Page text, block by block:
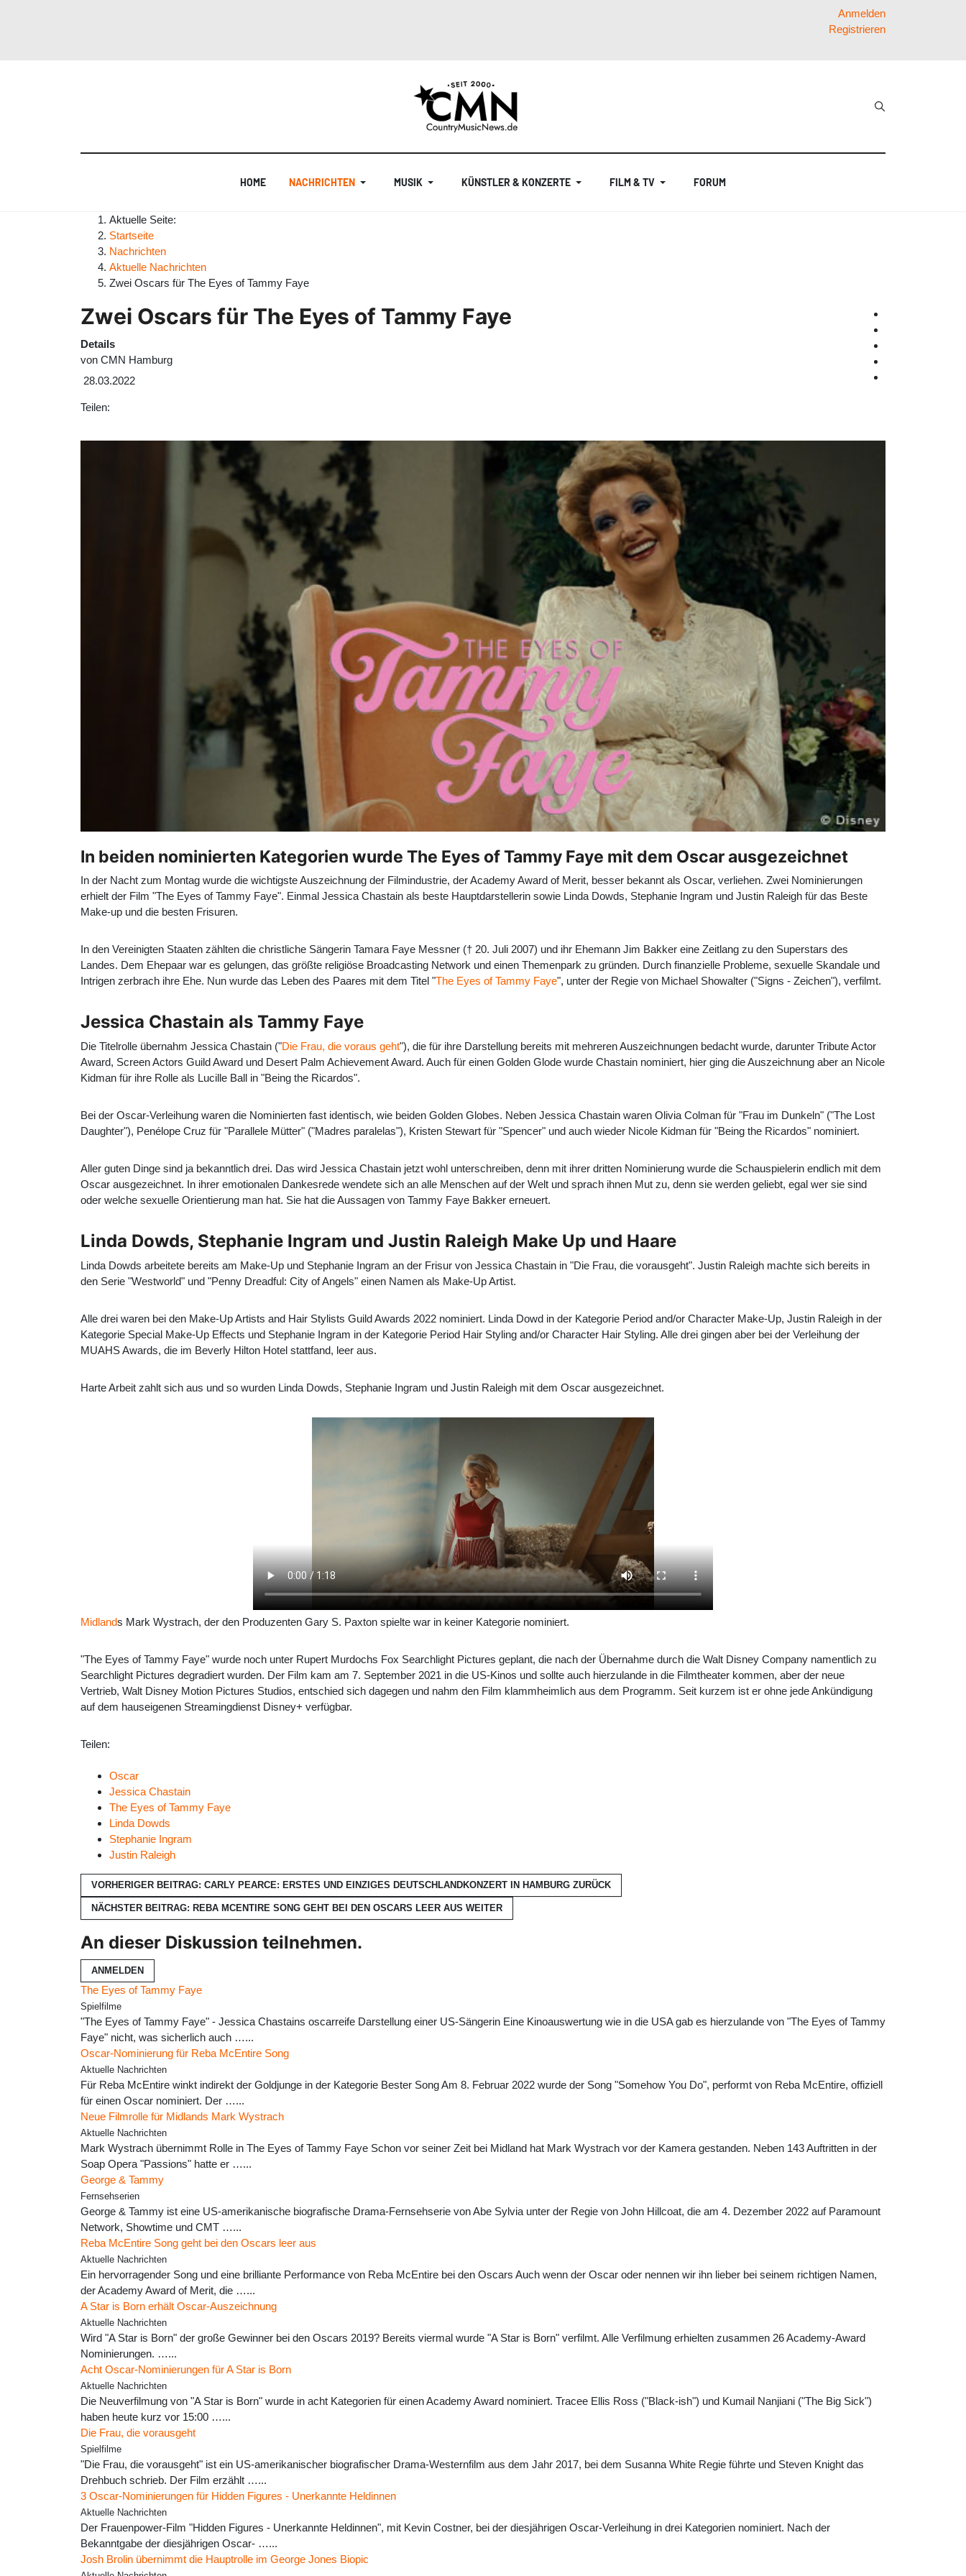
Anmelden
Registrieren
HOME NACHRICHTEN MUSIK KÜNSTLER & KONZERTE FILM & TV FORUM
Aktuelle Seite:
Startseite
Nachrichten
Aktuelle Nachrichten
Zwei Oscars für The Eyes of Tammy Faye
Zwei Oscars für The Eyes of Tammy Faye
Details
von CMN Hamburg
28.03.2022
Teilen:
In beiden nominierten Kategorien wurde The Eyes of Tammy Faye mit dem Oscar ausgezeichnet
In der Nacht zum Montag wurde die wichtigste Auszeichnung der Filmindustrie, der Academy Award of Merit, besser bekannt als Oscar, verliehen. Zwei Nominierungen
erhielt der Film "The Eyes of Tammy Faye". Einmal Jessica Chastain als beste Hauptdarstellerin sowie Linda Dowds, Stephanie Ingram und Justin Raleigh für das Beste
Make-up und die besten Frisuren.
In den Vereinigten Staaten zählten die christliche Sängerin Tamara Faye Messner († 20. Juli 2007) und ihr Ehemann Jim Bakker eine Zeitlang zu den Superstars des
Landes. Dem Ehepaar war es gelungen, das größte religiöse Broadcasting Network und einen Themenpark zu gründen. Durch finanzielle Probleme, sexuelle Skandale und
Intrigen zerbrach ihre Ehe. Nun wurde das Leben des Paares mit dem Titel "The Eyes of Tammy Faye", unter der Regie von Michael Showalter ("Signs - Zeichen"), verfilmt.
Jessica Chastain als Tammy Faye
Die Titelrolle übernahm Jessica Chastain ("Die Frau, die voraus geht"), die für ihre Darstellung bereits mit mehreren Auszeichnungen bedacht wurde, darunter Tribute Actor
Award, Screen Actors Guild Award und Desert Palm Achievement Award. Auch für einen Golden Glode wurde Chastain nominiert, hier ging die Auszeichnung aber an Nicole
Kidman für ihre Rolle als Lucille Ball in "Being the Ricardos".
Bei der Oscar-Verleihung waren die Nominierten fast identisch, wie beiden Golden Globes. Neben Jessica Chastain waren Olivia Colman für "Frau im Dunkeln" ("The Lost
Daughter"), Penélope Cruz für "Parallele Mütter" ("Madres paralelas"), Kristen Stewart für "Spencer" und auch wieder Nicole Kidman für "Being the Ricardos" nominiert.
Aller guten Dinge sind ja bekanntlich drei. Das wird Jessica Chastain jetzt wohl unterschreiben, denn mit ihrer dritten Nominierung wurde die Schauspielerin endlich mit dem
Oscar ausgezeichnet. In ihrer emotionalen Dankesrede wendete sich an alle Menschen auf der Welt und sprach ihnen Mut zu, denn sie werden geliebt, egal wer sie sind
oder welche sexuelle Orientierung man hat. Sie hat die Aussagen von Tammy Faye Bakker erneuert.
Linda Dowds, Stephanie Ingram und Justin Raleigh Make Up und Haare
Linda Dowds arbeitete bereits am Make-Up und Stephanie Ingram an der Frisur von Jessica Chastain in "Die Frau, die vorausgeht". Justin Raleigh machte sich bereits in
den Serie "Westworld" und "Penny Dreadful: City of Angels" einen Namen als Make-Up Artist.
Alle drei waren bei den Make-Up Artists and Hair Stylists Guild Awards 2022 nominiert. Linda Dowd in der Kategorie Period and/or Character Make-Up, Justin Raleigh in der
Kategorie Special Make-Up Effects und Stephanie Ingram in der Kategorie Period Hair Styling and/or Character Hair Styling. Alle drei gingen aber bei der Verleihung der
MUAHS Awards, die im Beverly Hilton Hotel stattfand, leer aus.
Harte Arbeit zahlt sich aus und so wurden Linda Dowds, Stephanie Ingram und Justin Raleigh mit dem Oscar ausgezeichnet.
Midlands Mark Wystrach, der den Produzenten Gary S. Paxton spielte war in keiner Kategorie nominiert.
"The Eyes of Tammy Faye" wurde noch unter Rupert Murdochs Fox Searchlight Pictures geplant, die nach der Übernahme durch die Walt Disney Company namentlich zu
Searchlight Pictures degradiert wurden. Der Film kam am 7. September 2021 in die US-Kinos und sollte auch hierzulande in die Filmtheater kommen, aber der neue
Vertrieb, Walt Disney Motion Pictures Studios, entschied sich dagegen und nahm den Film klammheimlich aus dem Programm. Seit kurzem ist er ohne jede Ankündigung
auf dem hauseigenen Streamingdienst Disney+ verfügbar.
Teilen:
Oscar
Jessica Chastain
The Eyes of Tammy Faye
Linda Dowds
Stephanie Ingram
Justin Raleigh
VORHERIGER BEITRAG: CARLY PEARCE: ERSTES UND EINZIGES DEUTSCHLANDKONZERT IN HAMBURG ZURÜCK
NÄCHSTER BEITRAG: REBA MCENTIRE SONG GEHT BEI DEN OSCARS LEER AUS WEITER
An dieser Diskussion teilnehmen.
ANMELDEN
The Eyes of Tammy Faye
Spielfilme
"The Eyes of Tammy Faye" - Jessica Chastains oscarreife Darstellung einer US-Sängerin Eine Kinoauswertung wie in die USA gab es hierzulande von "The Eyes of Tammy
Faye" nicht, was sicherlich auch …...
Oscar-Nominierung für Reba McEntire Song
Aktuelle Nachrichten
Für Reba McEntire winkt indirekt der Goldjunge in der Kategorie Bester Song Am 8. Februar 2022 wurde der Song "Somehow You Do", performt von Reba McEntire, offiziell
für einen Oscar nominiert. Der …...
Neue Filmrolle für Midlands Mark Wystrach
Aktuelle Nachrichten
Mark Wystrach übernimmt Rolle in The Eyes of Tammy Faye Schon vor seiner Zeit bei Midland hat Mark Wystrach vor der Kamera gestanden. Neben 143 Auftritten in der
Soap Opera "Passions" hatte er …...
George & Tammy
Fernsehserien
George & Tammy ist eine US-amerikanische biografische Drama-Fernsehserie von Abe Sylvia unter der Regie von John Hillcoat, die am 4. Dezember 2022 auf Paramount
Network, Showtime und CMT …...
Reba McEntire Song geht bei den Oscars leer aus
Aktuelle Nachrichten
Ein hervorragender Song und eine brilliante Performance von Reba McEntire bei den Oscars Auch wenn der Oscar oder nennen wir ihn lieber bei seinem richtigen Namen,
der Academy Award of Merit, die …...
A Star is Born erhält Oscar-Auszeichnung
Aktuelle Nachrichten
Wird "A Star is Born" der große Gewinner bei den Oscars 2019? Bereits viermal wurde "A Star is Born" verfilmt. Alle Verfilmung erhielten zusammen 26 Academy-Award
Nominierungen. …...
Acht Oscar-Nominierungen für A Star is Born
Aktuelle Nachrichten
Die Neuverfilmung von "A Star is Born" wurde in acht Kategorien für einen Academy Award nominiert. Tracee Ellis Ross ("Black-ish") und Kumail Nanjiani ("The Big Sick")
haben heute kurz vor 15:00 …...
Die Frau, die vorausgeht
Spielfilme
"Die Frau, die vorausgeht" ist ein US-amerikanischer biografischer Drama-Westernfilm aus dem Jahr 2017, bei dem Susanna White Regie führte und Steven Knight das
Drehbuch schrieb. Der Film erzählt …...
3 Oscar-Nominierungen für Hidden Figures - Unerkannte Heldinnen
Aktuelle Nachrichten
Der Frauenpower-Film "Hidden Figures - Unerkannte Heldinnen", mit Kevin Costner, bei der diesjährigen Oscar-Verleihung in drei Kategorien nominiert. Nach der
Bekanntgabe der diesjährigen Oscar- …...
Josh Brolin übernimmt die Hauptrolle im George Jones Biopic